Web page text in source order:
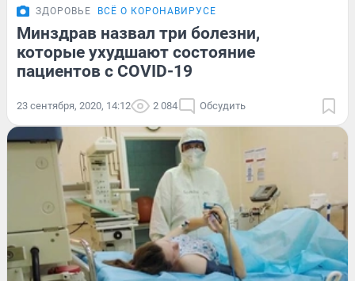
ЗДОРОВЬЕ ВСЁ О КОРОНАВИРУСЕ
Минздрав назвал три болезни,
которые ухудшают состояние
пациентов с COVID-19
23 сентября, 2020, 14:12 2 084 Обсудить